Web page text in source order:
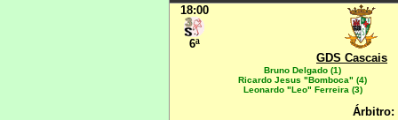
18:00
6ª
GDS Cascais
Bruno Delgado (1)
Ricardo Jesus "Bomboca" (4)
Leonardo "Leo" Ferreira (3)
Árbitro: